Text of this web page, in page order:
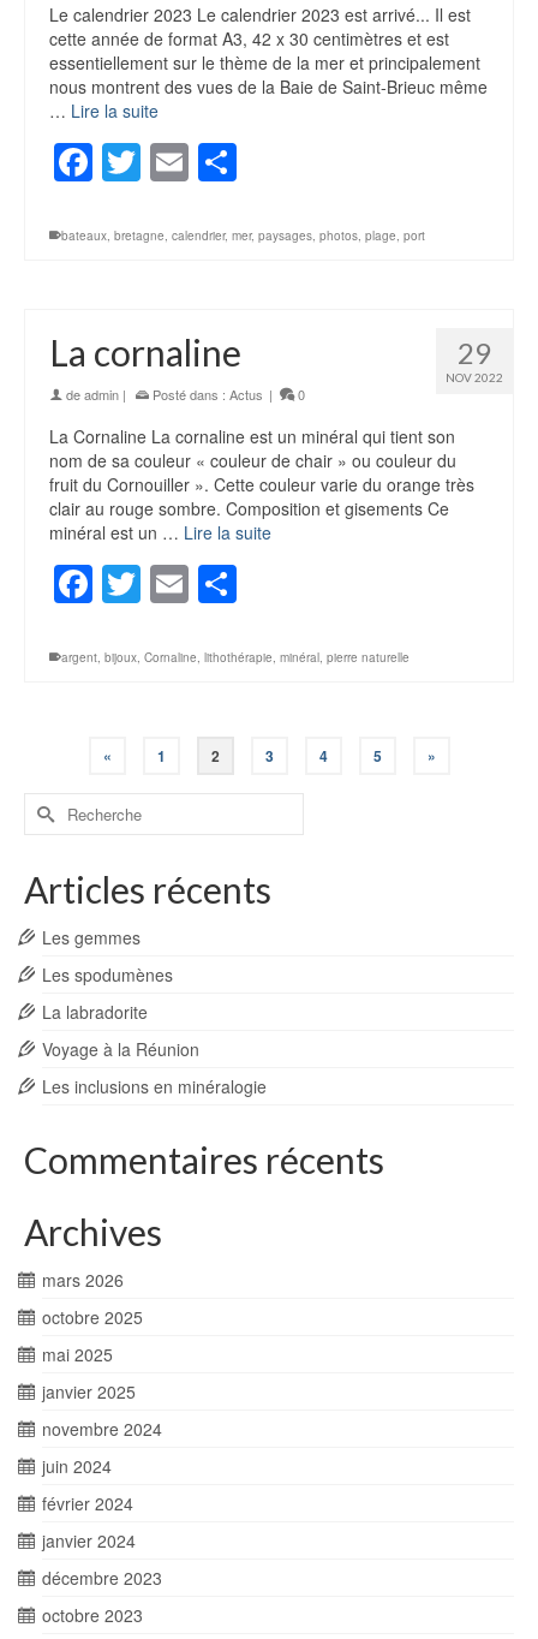
Le calendrier 2023 Le calendrier 2023 est arrivé... Il est
cette année de format A3, 42 x 30 centimètres et est
essentiellement sur le thème de la mer et principalement
nous montrent des vues de la Baie de Saint-Brieuc même
… Lire la suite
Facebook
Twitter
Email
bateaux, bretagne, calendrier, mer, paysages, photos, plage, port
29
NOV 2022
La cornaline
deadmin | Posté dans : Actus | 0
La Cornaline La cornaline est un minéral qui tient son
nom de sa couleur « couleur de chair » ou couleur du
fruit du Cornouiller ». Cette couleur varie du orange très
clair au rouge sombre. Composition et gisements Ce
minéral est un … Lire la suite
Facebook
Twitter
Email
argent, bijoux, Cornaline, lithothérapie, minéral, pierre naturelle
« 1 2 3 4 5 »
Rechercher :
Articles récents
Les gemmes
Les spodumènes
La labradorite
Voyage à la Réunion
Les inclusions en minéralogie
Commentaires récents
Archives
mars 2026
octobre 2025
mai 2025
janvier 2025
novembre 2024
juin 2024
février 2024
janvier 2024
décembre 2023
octobre 2023